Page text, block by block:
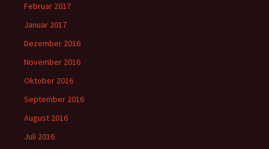
Februar 2017
Januar 2017
Dezember 2016
November 2016
Oktober 2016
September 2016
August 2016
Juli 2016